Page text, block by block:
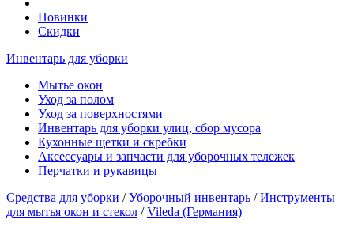
Новинки
Скидки
Инвентарь для уборки
Мытье окон
Уход за полом
Уход за поверхностями
Инвентарь для уборки улиц, сбор мусора
Кухонные щетки и скребки
Аксессуары и запчасти для уборочных тележек
Перчатки и рукавицы
Средства для уборки /Уборочный инвентарь /Инструменты
для мытья окон и стекол /Vileda (Германия)